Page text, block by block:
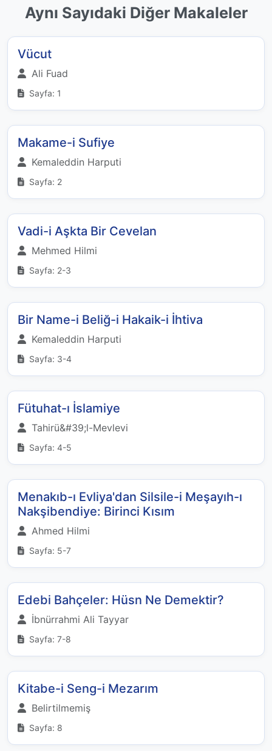
Aynı Sayıdaki Diğer Makaleler
Vücut
Ali Fuad
Sayfa: 1
Makame-i Sufiye
Kemaleddin Harputi
Sayfa: 2
Vadi-i Aşkta Bir Cevelan
Mehmed Hilmi
Sayfa: 2-3
Bir Name-i Beliğ-i Hakaik-i İhtiva
Kemaleddin Harputi
Sayfa: 3-4
Fütuhat-ı İslamiye
Tahirü&#39;l-Mevlevi
Sayfa: 4-5
Menakıb-ı Evliya'dan Silsile-i Meşayıh-ı
Nakşibendiye: Birinci Kısım
Ahmed Hilmi
Sayfa: 5-7
Edebi Bahçeler: Hüsn Ne Demektir?
İbnürrahmi Ali Tayyar
Sayfa: 7-8
Kitabe-i Seng-i Mezarım
Belirtilmemiş
Sayfa: 8